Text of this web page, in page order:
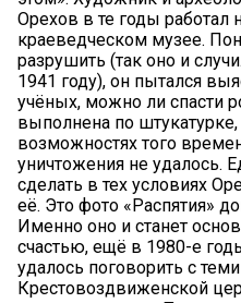
Орехов в те годы работал
краеведческом музее.
разрушить (так оно и
1941 году), он пытался
учёных, можно ли спасти
выполнена по штукатурке,
возможностях того
уничтожения не удалось.
сделать в тех условиях
её. Это фото «Распятия»
Именно оно и станет
счастью, ещё в 1980-е
удалось поговорить с
Крестовоздвиженской